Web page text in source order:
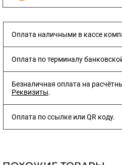
Оплата наличными в кассе
Оплата по терминалу
Безналичная оплата на
Реквизиты.
Оплата по ссылке или QR коду.